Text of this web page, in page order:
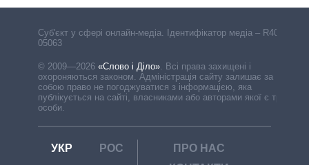
Cуб'єкт у сфері онлайн-медіа. Ідентифікатор медіа – R40-
05063
© 2009—2026 «Слово і Діло». Всі права захищені і
охороняються законом. Адміністрація сайту залишає за
собою право не погоджуватися з інформацією, яка
публікується на сайті, власниками або авторами якої є треті
особи.
УКР РОС
ПРО НАС